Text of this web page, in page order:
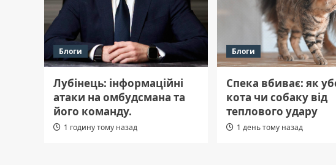
Блоги
Лубінець: інформаційні
атаки на омбудсмана та
його команду.
1 годину тому назад
Блоги
Спека вбиває: як
кота чи собаку від
теплового удару
1 день тому назад